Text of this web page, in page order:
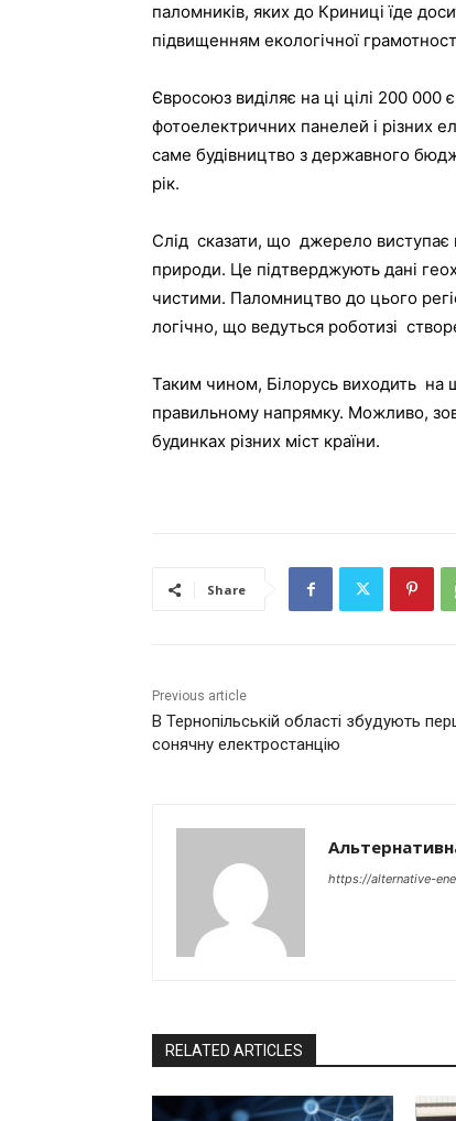
паломників, яких до Криниці їде
підвищенням екологічної
Євросоюз виділяє на ці цілі 200 000
фотоелектричних панелей і різних
саме будівництво з державного
рік.
Слід сказати, що джерело виступає в
природи. Це підтверджують дані
чистими. Паломництво до цього
логічно, що ведуться роботизі
Таким чином, Білорусь виходить на
правильному напрямку. Можливо,
будинках різних міст країни.
Share
Previous article
В Тернопільській області збудують
сонячну електростанцію
https://alternative-
RELATED ARTICLES